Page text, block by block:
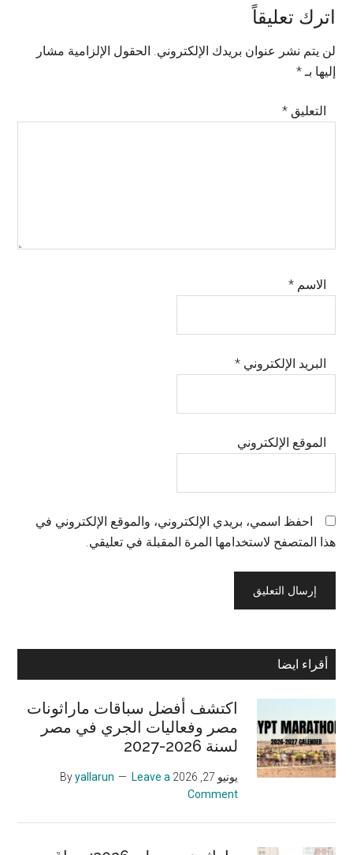
Reader
Interactions
اترك تعليقاً
لن يتم نشر عنوان بريدك الإلكتروني. الحقول الإلزامية مشار
إليها بـ*
التعليق*
الاسم*
البريد الإلكتروني*
الموقع الإلكتروني
احفظ اسمي، بريدي الإلكتروني، والموقع الإلكتروني في
هذا المتصفح لاستخدامها المرة المقبلة في تعليقي.
Primary
أقراء ايضا
اكتشف أفضل سباقات ماراثونات
مصر وفعاليات الجري في مصر
لسنة 2026-2027
يونيو 27, 2026 yallarun
Leave a
Comment